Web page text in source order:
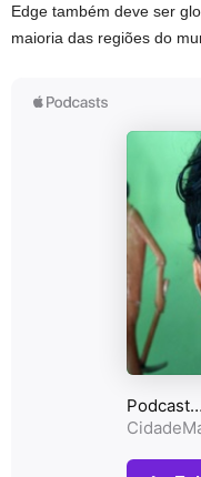
Edge também deve ser
maioria das regiões do